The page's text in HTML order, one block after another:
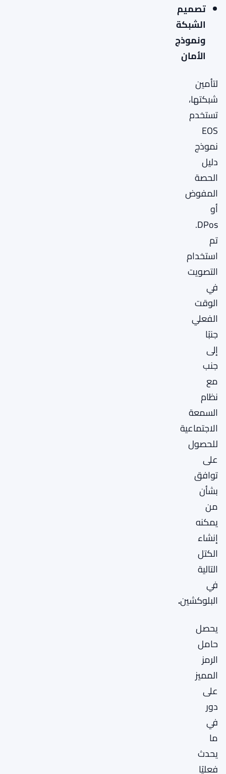
تصميم
الشبكة
ونموذج
الأمان
لتأمين
شبكتها،
تستخدم
EOS
نموذج
دليل
الحصة
المفوض
أو
DPos.
تم
استخدام
التصويت
في
الوقت
الفعلي
جنبًا
إلى
جنب
مع
نظام
السمعة
الاجتماعية
للحصول
على
توافق
بشأن
من
يمكنه
إنشاء
الكتل
التالية
في
البلوكشين.
يحصل
حامل
الرمز
المميز
على
دور
في
ما
يحدث
فعليًا